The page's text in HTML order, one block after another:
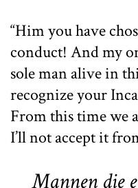
“Him you have
conduct! And my
sole man alive in
recognize your
From this time we
I’ll not accept it
Mannen die